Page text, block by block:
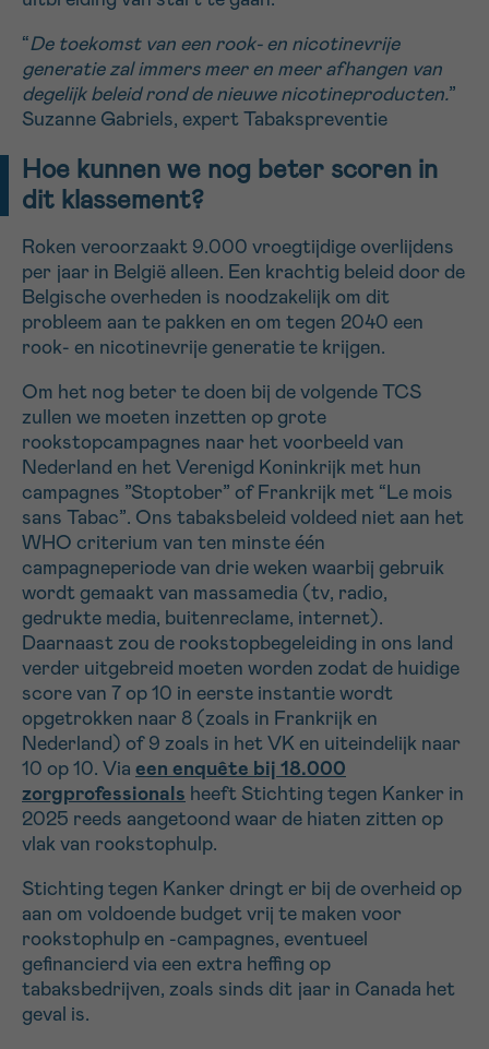
“De toekomst van een rook- en nicotinevrije
generatie zal immers meer en meer afhangen van
degelijk beleid rond de nieuwe nicotineproducten.”
Suzanne Gabriels, expert Tabakspreventie
Hoe kunnen we nog beter scoren in
dit klassement?
Roken veroorzaakt 9.000 vroegtijdige overlijdens
per jaar in België alleen. Een krachtig beleid door de
Belgische overheden is noodzakelijk om dit
probleem aan te pakken en om tegen 2040 een
rook- en nicotinevrije generatie te krijgen.
Om het nog beter te doen bij de volgende TCS
zullen we moeten inzetten op grote
rookstopcampagnes naar het voorbeeld van
Nederland en het Verenigd Koninkrijk met hun
campagnes ”Stoptober” of Frankrijk met “Le mois
sans Tabac”. Ons tabaksbeleid voldeed niet aan het
WHO criterium van ten minste één
campagneperiode van drie weken waarbij gebruik
wordt gemaakt van massamedia (tv, radio,
gedrukte media, buitenreclame, internet).
Daarnaast zou de rookstopbegeleiding in ons land
verder uitgebreid moeten worden zodat de huidige
score van 7 op 10 in eerste instantie wordt
opgetrokken naar 8 (zoals in Frankrijk en
Nederland) of 9 zoals in het VK en uiteindelijk naar
10 op 10. Via een enquête bij 18.000
zorgprofessionals heeft Stichting tegen Kanker in
2025 reeds aangetoond waar de hiaten zitten op
vlak van rookstophulp.
Stichting tegen Kanker dringt er bij de overheid op
aan om voldoende budget vrij te maken voor
rookstophulp en -campagnes, eventueel
gefinancierd via een extra heffing op
tabaksbedrijven, zoals sinds dit jaar in Canada het
geval is.